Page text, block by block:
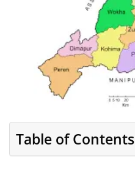
Table of Contents